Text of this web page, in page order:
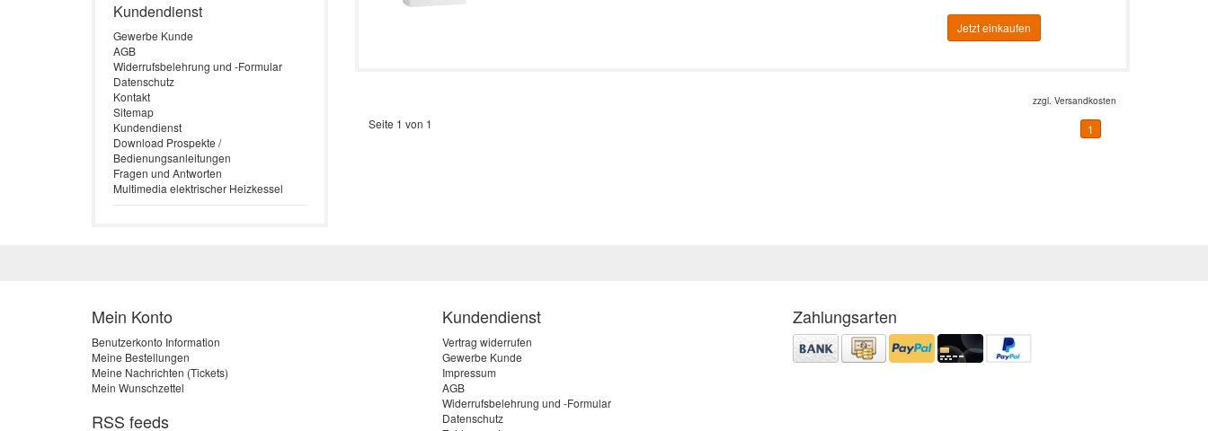
Kundendienst
Gewerbe Kunde
AGB
Widerrufsbelehrung und -Formular
Datenschutz
Kontakt
Sitemap
Kundendienst
Download Prospekte /
Bedienungsanleitungen
Fragen und Antworten
Multimedia elektrischer Heizkessel
Jetzt einkaufen
zzgl. Versandkosten
Seite 1 von 1 1
Mein Konto
Benutzerkonto Information
Meine Bestellungen
Meine Nachrichten (Tickets)
Mein Wunschzettel
RSS feeds
Kundendienst
Vertrag widerrufen
Gewerbe Kunde
Impressum
AGB
Widerrufsbelehrung und -Formular
Datenschutz
Zahlungsarten